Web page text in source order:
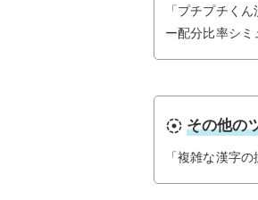
「プチプチく
ー配分比率シミ
filter_tilt_shift その他の
「複雑な漢字